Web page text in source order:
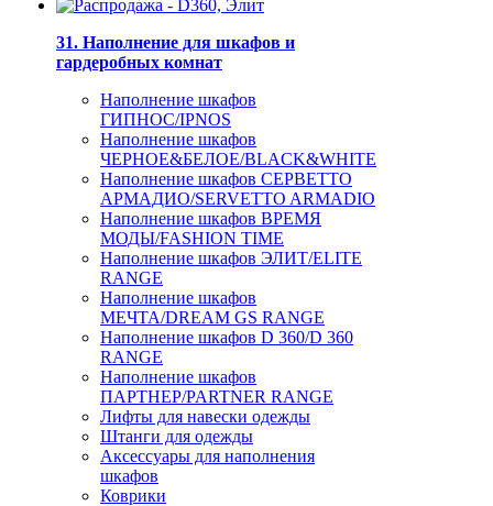
31. Наполнение для шкафов и
гардеробных комнат
Наполнение шкафов
ГИПНОС/IPNOS
Наполнение шкафов
ЧЕРНОЕ&БЕЛОЕ/BLACK&WHITE
Наполнение шкафов СЕРВЕТТО
АРМАДИО/SERVETTO ARMADIO
Наполнение шкафов ВРЕМЯ
МОДЫ/FASHION TIME
Наполнение шкафов ЭЛИТ/ELITE
RANGE
Наполнение шкафов
МЕЧТА/DREAM GS RANGE
Наполнение шкафов D 360/D 360
RANGE
Наполнение шкафов
ПАРТНЕР/PARTNER RANGE
Лифты для навески одежды
Штанги для одежды
Аксессуары для наполнения
шкафов
Коврики